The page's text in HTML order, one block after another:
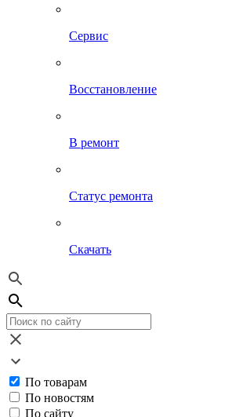
Сервис
Восстановление
В ремонт
Статус ремонта
Скачать
По товарам
По новостям
По сайту